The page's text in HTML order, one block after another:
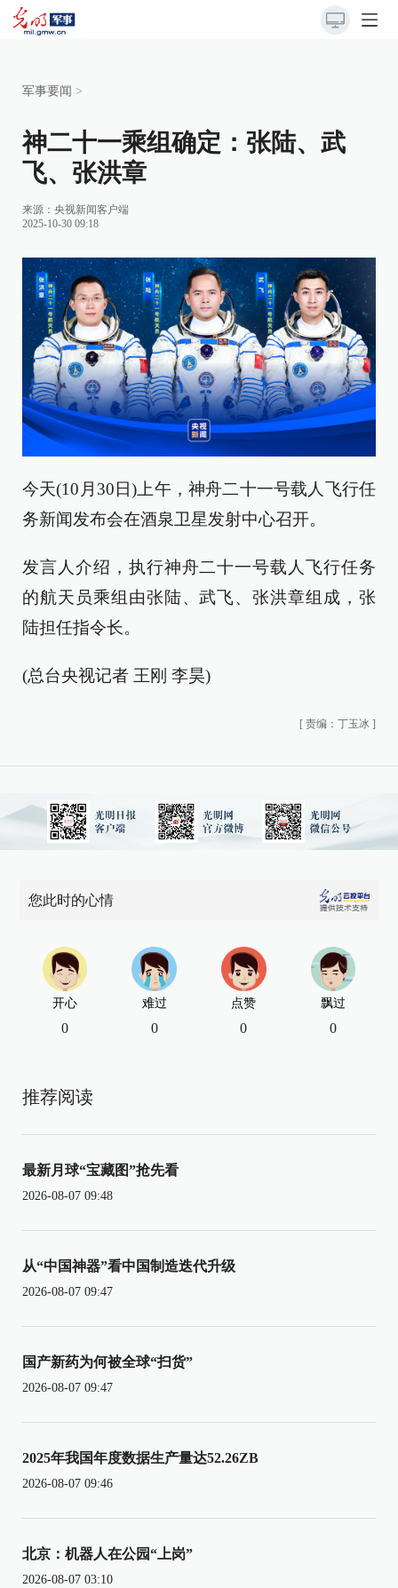
军事要闻 >
神二十一乘组确定：张陆、武
飞、张洪章
来源： 央视新闻客户端
2025-10-30 09:18
今天(10月30日)上午，神舟二十一号载人飞行任
务新闻发布会在酒泉卫星发射中心召开。
发言人介绍，执行神舟二十一号载人飞行任务
的航天员乘组由张陆、武飞、张洪章组成，张
陆担任指令长。
(总台央视记者 王刚 李昊)
[ 责编：丁玉冰 ]
您此时的心情
开心
0
难过
0
点赞
0
飘过
0
推荐阅读
最新月球“宝藏图”抢先看
2026-08-07 09:48
从“中国神器”看中国制造迭代升级
2026-08-07 09:47
国产新药为何被全球“扫货”
2026-08-07 09:47
2025年我国年度数据生产量达52.26ZB
2026-08-07 09:46
北京：机器人在公园“上岗”
2026-08-07 03:10